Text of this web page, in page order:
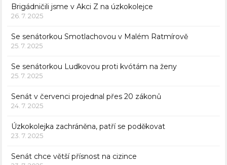
Brigádničili jsme v Akci Z na úzkokolejce
26. 7. 2025
Se senátorkou Smotlachovou v Malém Ratmírově
25. 7. 2025
Se senátorkou Ludkovou proti kvótám na ženy
25. 7. 2025
Senát v červenci projednal přes 20 zákonů
24. 7. 2025
Úzkokolejka zachráněna, patří se poděkovat
23. 7. 2025
Senát chce větší přísnost na cizince